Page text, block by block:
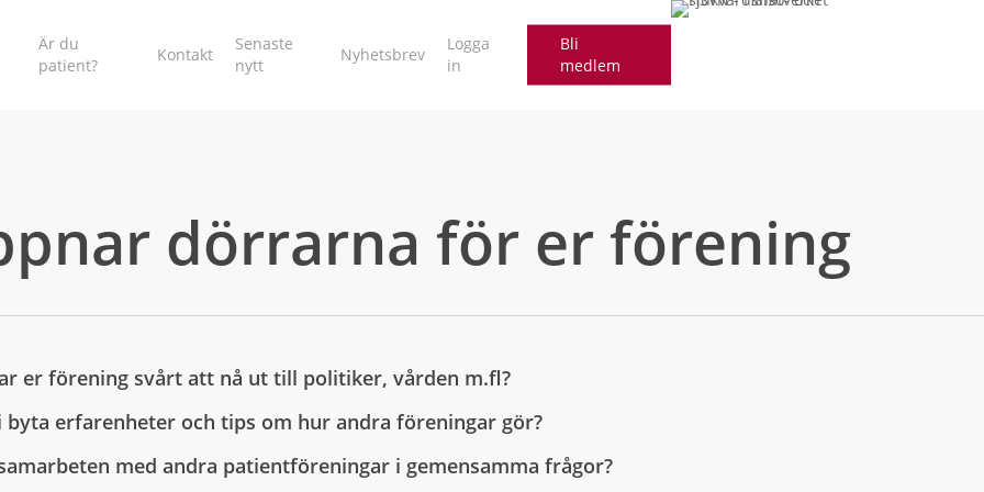
Är du
patient?
Kontakt
Senaste
nytt
Nyhetsbrev
Logga
in
Bli
medlem
dörrarna för er förening
er förening svårt att nå ut till politiker, vården m.fl?
byta erfarenheter och tips om hur andra föreningar gör?
med andra patientföreningar i gemensamma frågor?